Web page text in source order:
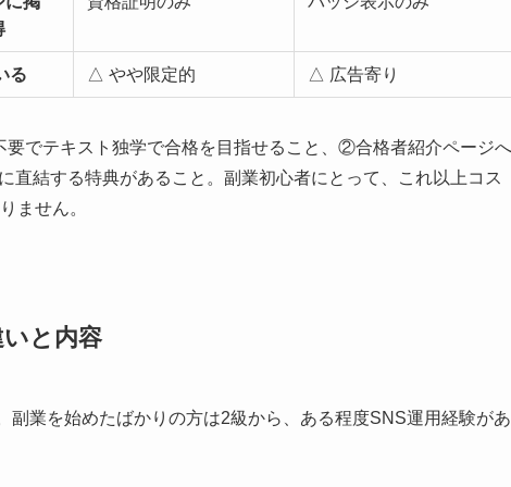
る △ やや限定的 △ 広告寄り
でテキスト独学で合格を目指せること、②合格者紹介ページへ
直結する特典があること。副業初心者にとって、これ以上コス
ません。
と内容
副業を始めたばかりの方は2級から、ある程度SNS運用経験があ